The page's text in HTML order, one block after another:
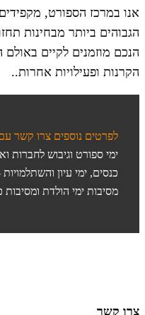
אנו במרכז הספורט,
הגבוהים ביותר מבחינות
הנכם מוזמנים לקיים
הקרנות ופעילויות אחרות..
לפרטים נוספים צרו קשר
ימי ספורט וגיבוש לחברות
כנסים, ימי עיון
מסיבות ימי הולדת ומסיבות
צרו קשר